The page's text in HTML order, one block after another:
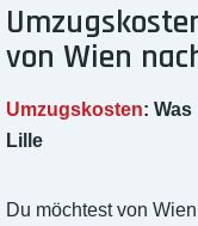
von Wien
Umzugskosten:
Lille
Du möchtest von